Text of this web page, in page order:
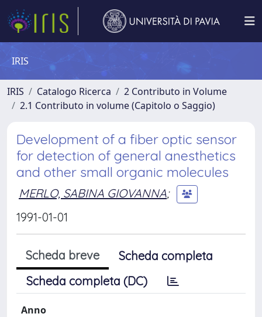
IRIS
IRIS Catalogo Ricerca
2 Contributo in Volume
2.1 Contributo in volume (Capitolo o Saggio)
Development of a fiber optic sensor
for detection of general anesthetics
and other small organic molecules
MERLO, SABINA GIOVANNA;
1991-01-01
Scheda breve
Scheda completa
Scheda completa (DC)
Anno